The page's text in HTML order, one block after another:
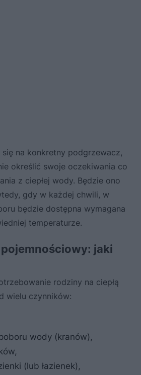
na konkretny podgrzewacz,
określić swoje oczekiwania co
z ciepłej wody. Będzie ono
gdy w każdej chwili, w
będzie dostępna wymagana
temperaturze.
jaki
rodziny na ciepłą
wielu czynników:
wody (kranów),
(lub łazienek),